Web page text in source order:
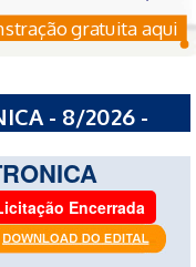
gratuita aqui
- 8/2026 -
Encerrada